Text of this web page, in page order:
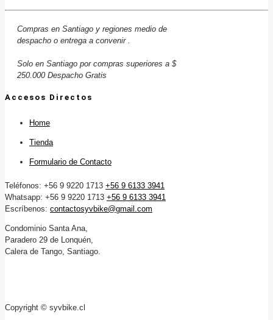
Compras en Santiago y regiones medio de
despacho o entrega a convenir .
Solo en Santiago por compras superiores a $
250.000 Despacho Gratis
Accesos Directos
Home
Tienda
Formulario de Contacto
Teléfonos: +56 9 9220 1713 +56 9 6133 3941
Whatsapp: +56 9 9220 1713 +56 9 6133 3941
Escríbenos: contactosyvbike@gmail.com
Condominio Santa Ana,
Paradero 29 de Lonquén,
Calera de Tango, Santiago.
Copyright © syvbike.cl